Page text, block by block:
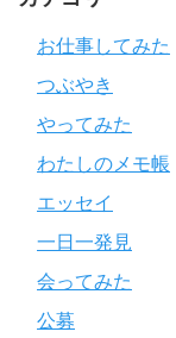
お仕事してみた
つぶやき
やってみた
わたしのメモ帳
エッセイ
一日一発見
会ってみた
公募